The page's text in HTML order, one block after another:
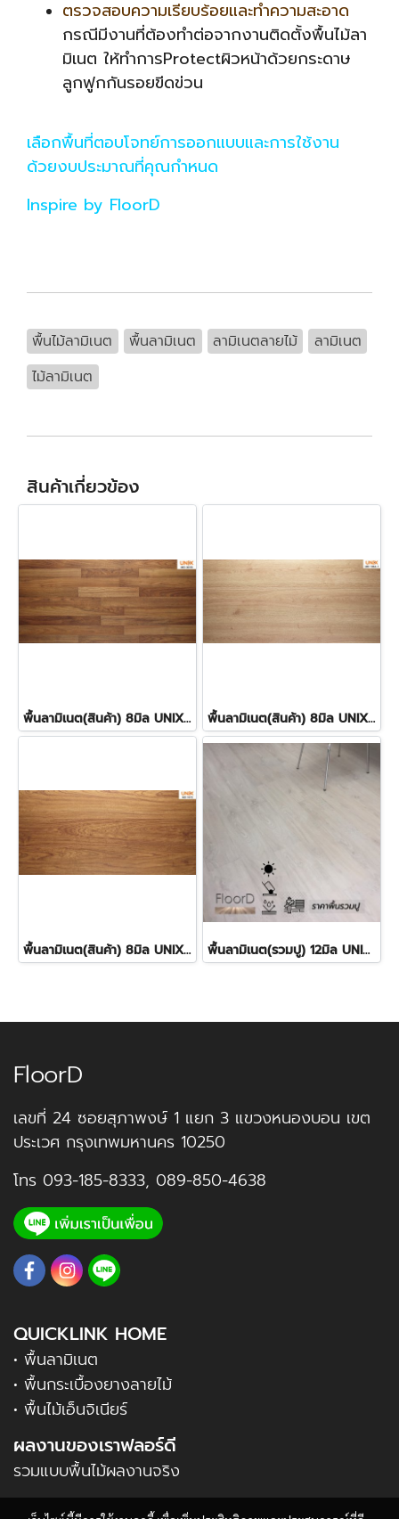
ตรวจสอบความเรียบร้อยและทำความสะอาด
กรณีมีงานที่ต้องทำต่อจากงานติดตั้งพื้นไม้ลา
มิเนต ให้ทำการProtectผิวหน้าด้วยกระดาษ
ลูกฟูกกันรอยขีดข่วน
เลือกพื้นที่ตอบโจทย์การออกแบบและการใช้งาน
ด้วยงบประมาณที่คุณกำหนด
Inspire by FloorD
พื้นไม้ลามิเนต พื้นลามิเนต ลามิเนตลายไม้
ลามิเนต
ไม้ลามิเนต
สินค้าเกี่ยวข้อง
พื้นลามิเนต(สินค้า) 8มิล UNIX- SCG_3078 ราคา290บาท/ตร.ม. พื้นลามิเนต(สินค้า) 8มิล UNIX- SCG_1064 ราคา290บาท/ตร.ม.
พื้นลามิเนต(สินค้า) 8มิล UNIX- SCG_1072 ราคา290บาท/ตร.ม. พื้นลามิเนต(รวมปู) 12มิล UNIX- SCG_10623 ราคา550บาท/ตร.ม.
FloorD
เลขที่ 24 ซอยสุภาพงษ์ 1 แยก 3 แขวงหนองบอน เขต
ประเวศ กรุงเทพมหานคร 10250
โทร 093-185-8333, 089-850-4638
QUICKLINK HOME
• พื้นลามิเนต
• พื้นกระเบื้องยางลายไม้
• พื้นไม้เอ็นจิเนียร์
ผลงานของเราฟลอร์ดี
รวมแบบพื้นไม้ผลงานจริง